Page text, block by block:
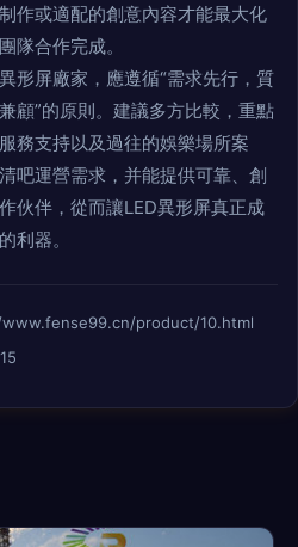
作或適配的創意內容才能最大化
隊合作完成。
形屏廠家，應遵循“需求先行，質
顧”的原則。建議多方比較，重點
務支持以及過往的娛樂場所案
吧運營需求，并能提供可靠、創
伙伴，從而讓LED異形屏真正成
利器。
www.fense99.cn/product/10.html